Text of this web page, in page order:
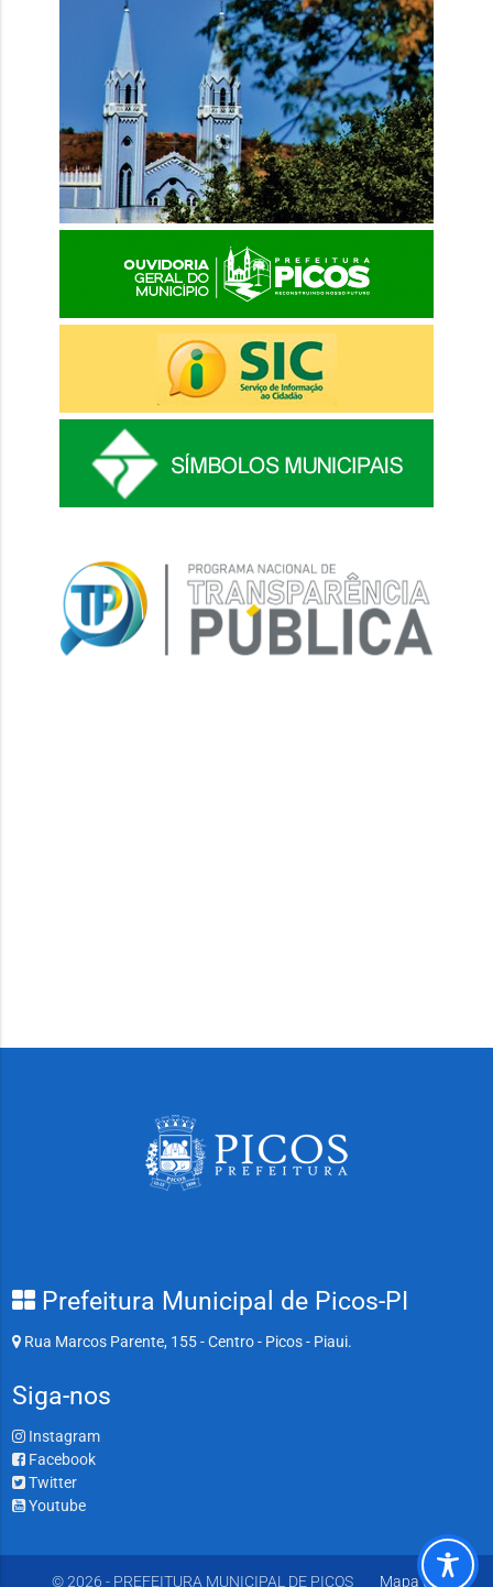
Prefeitura Municipal de Picos-PI
Rua Marcos Parente, 155 - Centro - Picos - Piaui.
Siga-nos
Instagram
Facebook
Twitter
Youtube
© 2026 - PREFEITURA MUNICIPAL DE PICOS Mapa do Site